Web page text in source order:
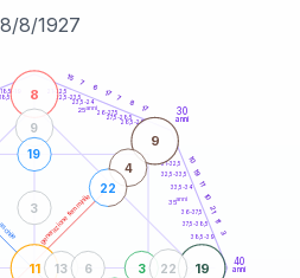
/8/1927
generazione femminile
30
anni
40
anni
18,5-19
21-22,5
22,5-23,5
23,5-24
26-27,5
27,5-28,5
28,5-29
31-32,5
32,5-33,5
33,5-34
36-37,5
37,5-38,5
38,5-39
15
7
6
17
7
8
17
10
19
11
10
21
11
3
8
19
11
9
3
9
22
19
13 6
3
4
22
25anni
35anni